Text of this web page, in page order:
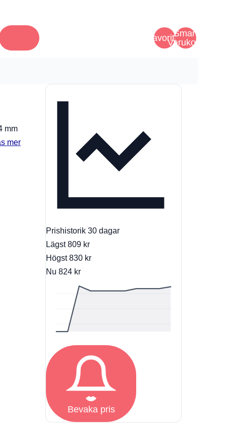
FavoriterSmart
Varukorg
mm
mer
Prishistorik 30 dagar
Lägst 809 kr
Högst 830 kr
Nu 824 kr
Bevaka pris